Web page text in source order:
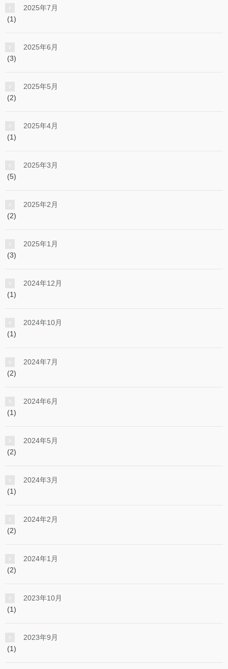
2025年7月
(1)
2025年6月
(3)
2025年5月
(2)
2025年4月
(1)
2025年3月
(5)
2025年2月
(2)
2025年1月
(3)
2024年12月
(1)
2024年10月
(1)
2024年7月
(2)
2024年6月
(1)
2024年5月
(2)
2024年3月
(1)
2024年2月
(2)
2024年1月
(2)
2023年10月
(1)
2023年9月
(1)